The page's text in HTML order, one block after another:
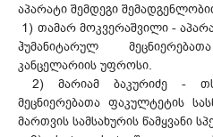
აპარატი შემდეგი
1) თამარ მოკვერაშვილი -
ჰუმანიტარულ
კანცელარიის უფროსი.
2) მარიამ ბაკურიძე -
მეცნიერებათა ფაკულტეტის
მართვის სამსახურის წამყვანი